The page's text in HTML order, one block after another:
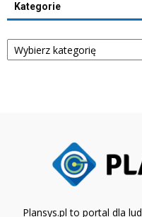
Kategorie
Kategorie
Plansys.pl to portal dla